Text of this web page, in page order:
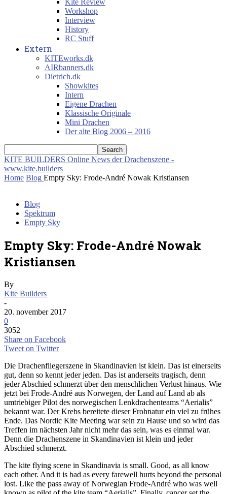
Kite Review
Workshop
Interview
History
RC Stuff
Extern
KITEworks.dk
AIRbanners.dk
Dietrich.dk
Showkites
Intern
Eigene Drachen
Klassische Originale
Mini Drachen
Der alte Blog 2006 – 2016
KITE BUILDERS Online News der Drachenszene -
www.kite.builders
Home Blog Empty Sky: Frode-André Nowak Kristiansen
Blog
Spektrum
Empty Sky
Empty Sky: Frode-André Nowak
Kristiansen
By
Kite Builders
-
20. november 2017
0
3052
Share on Facebook
Tweet on Twitter
Die Drachenfliegerszene in Skandinavien ist klein. Das ist einerseits
gut, denn so kennt jeder jeden. Das ist anderseits tragisch, denn
jeder Abschied schmerzt über den menschlichen Verlust hinaus. Wie
jetzt bei Frode-André aus Norwegen, der Land auf Land ab als
umtriebiger Pilot des norwegischen Lenkdrachenteams “Aerialis”
bekannt war. Der Krebs bereitete dieser Frohnatur ein viel zu frühes
Ende. Das Nordic Kite Meeting war sein zu Hause und so wird das
Treffen im nächsten Jahr nicht mehr das sein, was es einmal war.
Denn die Drachenszene in Skandinavien ist klein und jeder
Abschied schmerzt.
The kite flying scene in Skandinavia is small. Good, as all know
each other. And it is bad as every farewell hurts beyond the personal
lost. Like the pass away of Norwegian Frode-André who was well